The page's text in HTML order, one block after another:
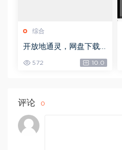
综合
开放地通灵，网盘下载
572 10.0
评论 0